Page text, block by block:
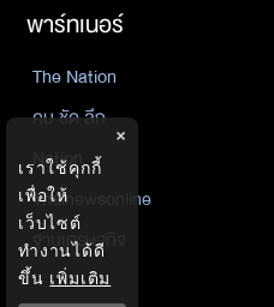
พาร์ทเนอร์
The Nation
คม ชัด ลึก
Nation
Thainewsonline
ฐานเศรษฐกิจ
×
เราใช้คุกกี้
เพื่อให้
เว็บไซต์
ทำงานได้ดี
ขึ้น เพิ่มเติม